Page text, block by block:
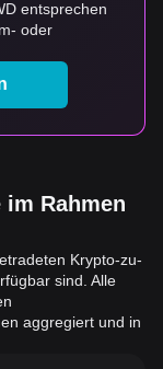
oder
Rahmen
Krypto-zu-
sind. Alle
aggregiert und in